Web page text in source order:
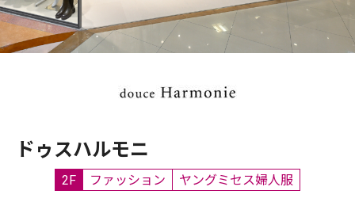
ドゥスハルモニ
2F ファッション ヤングミセス婦人服